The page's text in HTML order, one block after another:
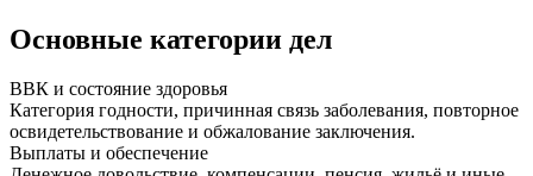
Основные категории дел
ВВК и состояние здоровья
Категория годности, причинная связь заболевания, повторное
освидетельствование и обжалование заключения.
Выплаты и обеспечение